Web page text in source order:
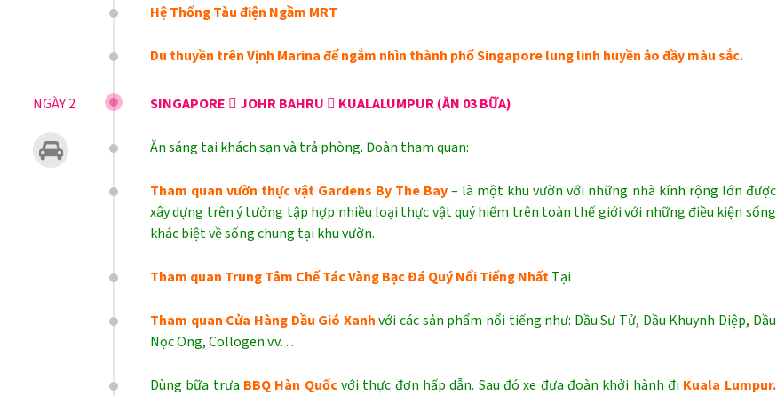
Hệ Thống Tàu điện Ngầm MRT
Du thuyền trên Vịnh Marina để ngắm nhìn thành phố Singapore lung linh huyền ảo đầy màu sắc.
NGÀY 2 SINGAPORE  JOHR BAHRU  KUALALUMPUR (ĂN 03 BỮA)
Ăn sáng tại khách sạn và trả phòng. Đoàn tham quan:
Tham quan vườn thực vật Gardens By The Bay– là một khu vườn với những nhà kính rộng lớn được
xây dựng trên ý tưởng tập hợp nhiều loại thực vật quý hiếm trên toàn thế giới với những điều kiện sống
khác biệt về sống chung tại khu vườn.
Tham quan Trung Tâm Chế Tác Vàng Bạc Đá Quý Nổi Tiếng NhấtTại
Tham quan Cửa Hàng Dầu Gió Xanhvới các sản phẩm nổi tiếng như: Dầu Sư Tử, Dầu Khuynh Diệp, Dầu
Nọc Ong, Collogen v.v…
Dùng bữa trưa BBQ Hàn Quốcvới thực đơn hấp dẫn. Sau đó xe đưa đoàn khởi hành đi Kuala Lumpur.